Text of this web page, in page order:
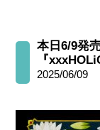
本日6/9発
『
2025/06/09